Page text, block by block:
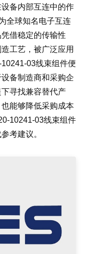
备内部互连中的作
全球知名电子互连
借稳定的传输性
工艺，被广泛应用
03线束组件便
备制造商和采购企
寻找兼容替代产
能够降低采购成本
10241-03线束组件
考建议。